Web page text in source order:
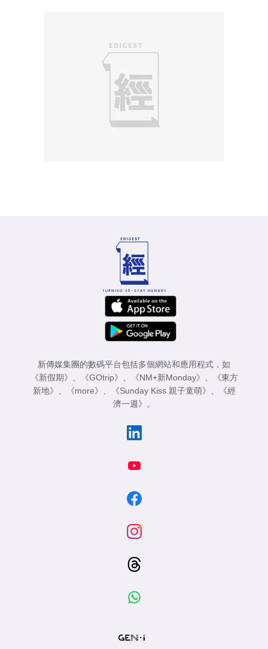
新傳媒集團的數碼平台包括多個網站和應用程式，如
《新假期》
《GOtrip》 《NM+新Monday》
《東方
新地》
《more》 《Sunday Kiss 親子童萌》
《經
濟一週》
。